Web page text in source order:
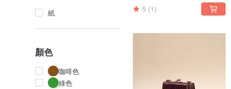
紙
顏色
咖啡色
綠色
5 (1)